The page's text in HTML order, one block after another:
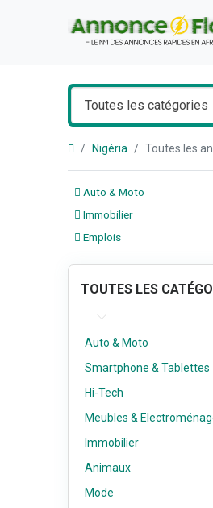
Toutes les catégories
Nigéria Toutes les
Auto & Moto
Immobilier
Emplois
TOUTES LES
Auto & Moto
Smartphone & Tablettes
Hi-Tech
Meubles &
Immobilier
Animaux
Mode